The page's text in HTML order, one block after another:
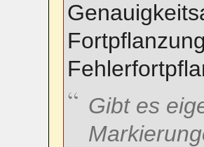
Gibt es